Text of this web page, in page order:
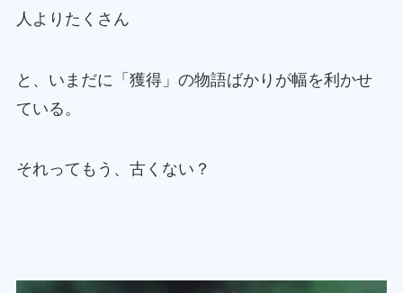
人よりたくさん
と、いまだに「獲得」の物語ばかりが幅を利かせ
ている。
それってもう、古くない？